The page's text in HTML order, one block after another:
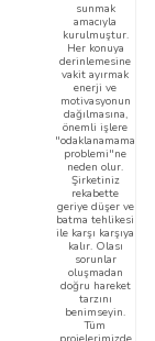
sunmak
amacıyla
kurulmuştur.
Her konuya
derinlemesine
vakit ayırmak
enerji ve
motivasyonun
dağılmasına,
önemli işlere
"odaklanamama
problemi"ne
neden olur.
Şirketiniz
rekabette
geriye düşer ve
batma tehlikesi
ile karşı karşıya
kalır. Olası
sorunlar
oluşmadan
doğru hareket
tarzını
benimseyin.
Tüm